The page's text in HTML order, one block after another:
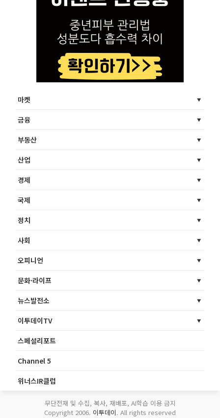
마켓
금융
부동산
산업
경제
국제
정치
사회
오피니언
문화·라이프
뉴스발전소
이투데이TV
스페셜리포트
Channel 5
위너스IR클럽
무단전재 및 수집, 복사, 재배포, AI학습 이용 금지
Copyright 2006. 이투데이. All rights reserved